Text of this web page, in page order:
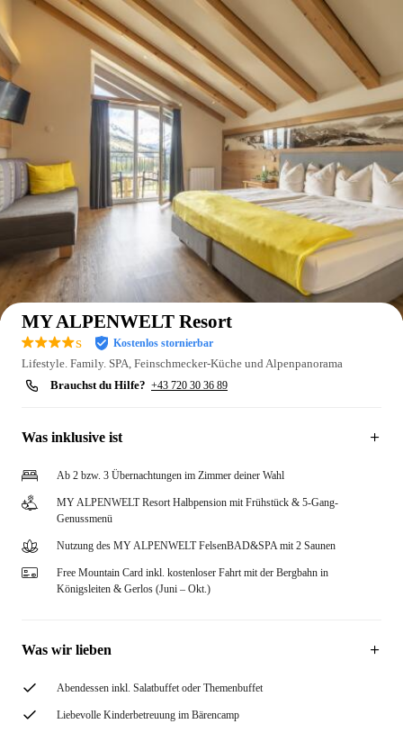
Auf der Karte anzeigen
MY ALPENWELT Resort
s Kostenlos stornierbar
Lifestyle. Family. SPA, Feinschmecker-Küche und Alpenpanorama
Brauchst du Hilfe? +43 720 30 36 89
Was inklusive ist
Ab 2 bzw. 3 Übernachtungen im Zimmer deiner Wahl
MY ALPENWELT Resort Halbpension mit Frühstück & 5-Gang-
Genussmenü
Nutzung des MY ALPENWELT FelsenBAD&SPA mit 2 Saunen
Free Mountain Card inkl. kostenloser Fahrt mit der Bergbahn in
Königsleiten & Gerlos (Juni – Okt.)
Was wir lieben
Abendessen inkl. Salatbuffet oder Themenbuffet
Liebevolle Kinderbetreuung im Bärencamp